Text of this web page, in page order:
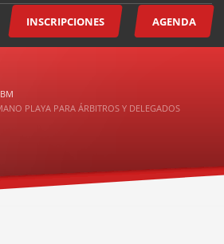
INSCRIPCIONES AGENDA
BM
PLAYA PARA ÁRBITROS Y DELEGADOS